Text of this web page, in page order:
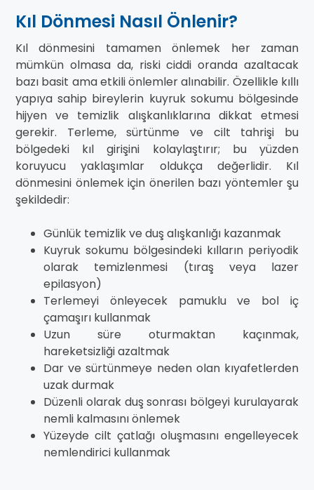
Kıl Dönmesi Nasıl Önlenir?
Kıl dönmesini tamamen önlemek her zaman
mümkün olmasa da, riski ciddi oranda azaltacak
bazı basit ama etkili önlemler alınabilir. Özellikle kıllı
yapıya sahip bireylerin kuyruk sokumu bölgesinde
hijyen ve temizlik alışkanlıklarına dikkat etmesi
gerekir. Terleme, sürtünme ve cilt tahrişi bu
bölgedeki kıl girişini kolaylaştırır; bu yüzden
koruyucu yaklaşımlar oldukça değerlidir. Kıl
dönmesini önlemek için önerilen bazı yöntemler şu
şekildedir:
Günlük temizlik ve duş alışkanlığı kazanmak
Kuyruk sokumu bölgesindeki kılların periyodik
olarak temizlenmesi (tıraş veya lazer
epilasyon)
Terlemeyi önleyecek pamuklu ve bol iç
çamaşırı kullanmak
Uzun süre oturmaktan kaçınmak,
hareketsizliği azaltmak
Dar ve sürtünmeye neden olan kıyafetlerden
uzak durmak
Düzenli olarak duş sonrası bölgeyi kurulayarak
nemli kalmasını önlemek
Yüzeyde cilt çatlağı oluşmasını engelleyecek
nemlendirici kullanmak